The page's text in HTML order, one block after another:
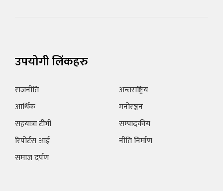
उपयोगी लिंकहरु
राजनीति
आर्थिक
सहयात्रा टीभी
रिपोर्टस आई
समाज दर्पण
अन्तराष्ट्रिय
मनोरञ्जन
सम्पादकीय
नीति निर्माण